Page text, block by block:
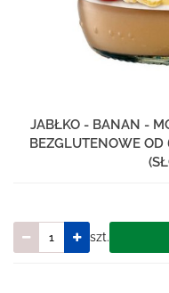
JABŁKO - BANAN -
BEZGLUTENOWE OD
szt.